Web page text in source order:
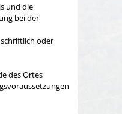
und die
bei der
oder
des Ortes